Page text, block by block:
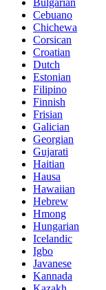
Bulgarian
Cebuano
Chichewa
Corsican
Croatian
Dutch
Estonian
Filipino
Finnish
Frisian
Galician
Georgian
Gujarati
Haitian
Hausa
Hawaiian
Hebrew
Hmong
Hungarian
Icelandic
Igbo
Javanese
Kannada